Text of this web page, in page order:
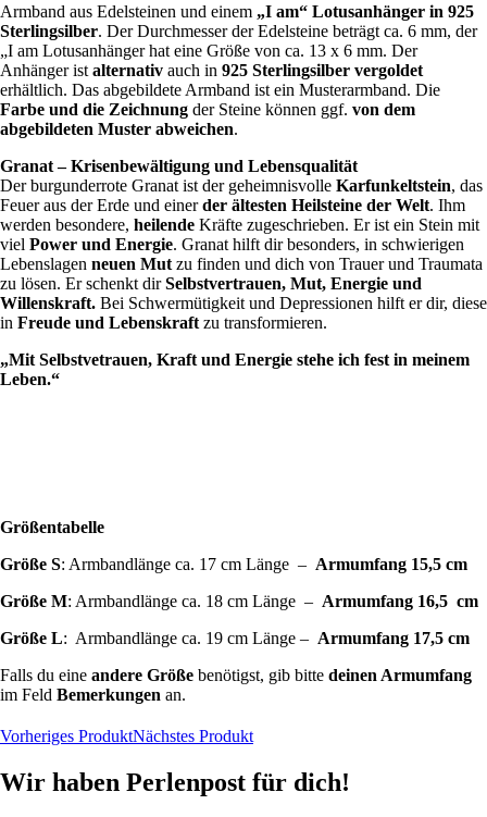
Armband aus Edelsteinen und einem „I am“ Lotusanhänger in 925
Sterlingsilber. Der Durchmesser der Edelsteine beträgt ca. 6 mm, der
„I am Lotusanhänger hat eine Größe von ca. 13 x 6 mm. Der
Anhänger ist alternativ auch in 925 Sterlingsilber vergoldet
erhältlich. Das abgebildete Armband ist ein Musterarmband. Die
Farbe und die Zeichnung der Steine können ggf. von dem
abgebildeten Muster abweichen.
Granat – Krisenbewältigung und Lebensqualität
Der burgunderrote Granat ist der geheimnisvolle Karfunkeltstein, das
Feuer aus der Erde und einerder ältesten Heilsteine der Welt. Ihm
werden besondere, heilende Kräfte zugeschrieben. Er ist ein Stein mit
viel Power und Energie. Granat hilft dir besonders, in schwierigen
Lebenslagen neuen Mut zu finden und dich von Trauer und Traumata
zu lösen. Er schenkt dirSelbstvertrauen, Mut, Energie und
Willenskraft. Bei Schwermütigkeit und Depressionen hilft er dir, diese
in Freude und Lebenskraft zu transformieren.
„Mit Selbstvetrauen, Kraft und Energie stehe ich fest in meinem
Leben.“
Größentabelle
Größe S: Armbandlänge ca. 17 cm Länge – Armumfang 15,5 cm
Größe M: Armbandlänge ca. 18 cm Länge – Armumfang 16,5 cm
Größe L: Armbandlänge ca. 19 cm Länge – Armumfang 17,5 cm
Falls du eine andere Größe benötigst, gib bitte deinen Armumfang
im Feld Bemerkungen an.
Vorheriges ProduktNächstes Produkt
Wir haben Perlenpost für dich!